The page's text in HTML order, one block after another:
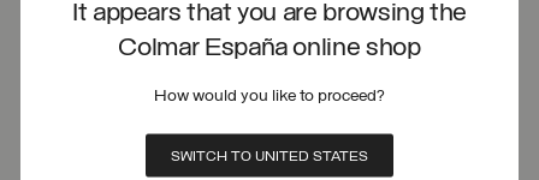
It appears that you are browsing the
Colmar España online shop
How would you like to proceed?
SWITCH TO UNITED STATES